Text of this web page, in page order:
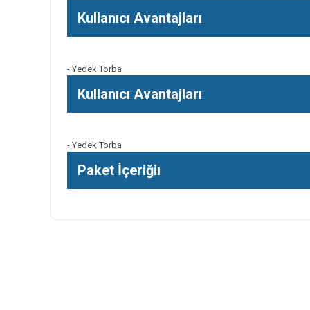
Kullanıcı Avantajları
- Yedek Torba
Kullanıcı Avantajları
- Yedek Torba
Paket İçeriğiı
Bu ürünün fiyat bilgisi, resim, ürün açıklamalarında ve diğer